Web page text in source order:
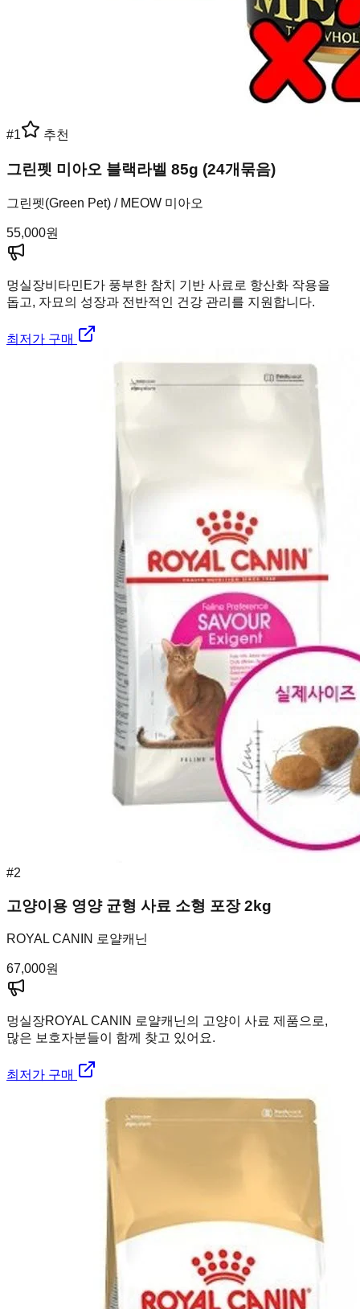
#1 추천
그린펫 미아오 블랙라벨 85g (24개묶음)
그린펫(Green Pet) / MEOW 미아오
55,000원
멍실장비타민E가 풍부한 참치 기반 사료로 항산화 작용을
돕고, 자묘의 성장과 전반적인 건강 관리를 지원합니다.
최저가 구매
#2
고양이용 영양 균형 사료 소형 포장 2kg
ROYAL CANIN 로얄캐닌
67,000원
멍실장ROYAL CANIN 로얄캐닌의 고양이 사료 제품으로,
많은 보호자분들이 함께 찾고 있어요.
최저가 구매